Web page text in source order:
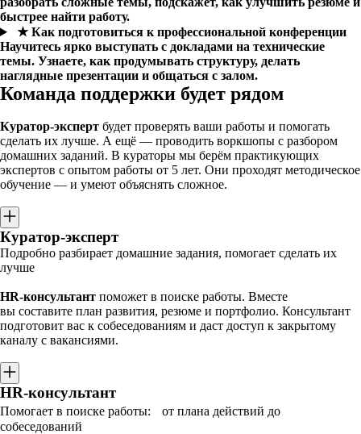
быстрее найти работу.
★ Как подготовиться к профессиональной конференции
Научитесь ярко выступать с докладами на технические
темы. Узнаете, как продумывать структуру, делать
наглядные презентации и общаться с залом.
Команда поддержки будет рядом
Куратор-эксперт будет проверять ваши работы и помогать
сделать их лучше. А ещё — проводить воркшопы с разбором
домашних заданий. В кураторы мы берём практикующих
экспертов с опытом работы от 5 лет. Они проходят методическое
обучение — и умеют объяснять сложное.
Куратор-эксперт
Подробно разбирает домашние задания, помогает сделать их
лучше
HR-консультант поможет в поиске работы. Вместе
вы составите план развития, резюме и портфолио. Консультант
подготовит вас к собеседованиям и даст доступ к закрытому
каналу с вакансиями.
HR-консультант
Помогает в поиске работы: от плана действий до
собеседований